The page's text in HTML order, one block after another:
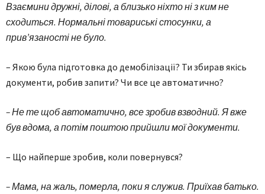
Взаємини дружні, ділові, а близько ніхто ні з ким не
сходиться. Нормальні товариські стосунки, а
прив’язаності не було.
– Якою була підготовка до демобілізації? Ти збирав якісь
документи, робив запити? Чи все це автоматично?
– Не те щоб автоматично, все зробив взводний. Я вже
був вдома, а потім поштою прийшли мої документи.
– Що найперше зробив, коли повернувся?
– Мама, на жаль, померла, поки я служив. Приїхав батько.